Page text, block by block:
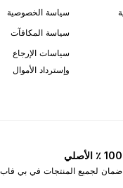
سياسة الخصوصية
سياسة المكافآت
سياسات الإرجاع
وإسترداد الأموال
100 ٪ الأصلي
ضمان لجميع المنتجات في بي فاب